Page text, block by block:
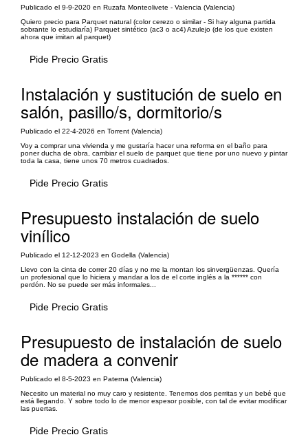
Publicado el 9-9-2020 en Ruzafa Monteolivete - Valencia (Valencia)
Quiero precio para Parquet natural (color cerezo o similar - Si hay alguna partida
sobrante lo estudiaría) Parquet sintético (ac3 o ac4) Azulejo (de los que existen
ahora que imitan al parquet)
Pide Precio Gratis
Instalación y sustitución de suelo en
salón, pasillo/s, dormitorio/s
Publicado el 22-4-2026 en Torrent (Valencia)
Voy a comprar una vivienda y me gustaría hacer una reforma en el baño para
poner ducha de obra, cambiar el suelo de parquet que tiene por uno nuevo y pintar
toda la casa, tiene unos 70 metros cuadrados.
Pide Precio Gratis
Presupuesto instalación de suelo
vinílico
Publicado el 12-12-2023 en Godella (Valencia)
Llevo con la cinta de correr 20 días y no me la montan los sinvergüenzas. Quería
un profesional que lo hiciera y mandar a los de el corte inglés a la ****** con
perdón. No se puede ser más informales...
Pide Precio Gratis
Presupuesto de instalación de suelo
de madera a convenir
Publicado el 8-5-2023 en Paterna (Valencia)
Necesito un material no muy caro y resistente. Tenemos dos perritas y un bebé que
está llegando. Y sobre todo lo de menor espesor posible, con tal de evitar modificar
las puertas.
Pide Precio Gratis